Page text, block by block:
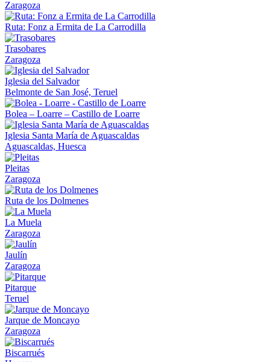
Zaragoza
Ruta: Fonz a Ermita de La Carrodilla
Trasobares
Zaragoza
Iglesia del Salvador
Belmonte de San José, Teruel
Bolea – Loarre – Castillo de Loarre
Iglesia Santa María de Aguascaldas
Aguascaldas, Huesca
Pleitas
Zaragoza
Ruta de los Dolmenes
La Muela
Zaragoza
Jaulín
Zaragoza
Pitarque
Teruel
Jarque de Moncayo
Zaragoza
Biscarrués